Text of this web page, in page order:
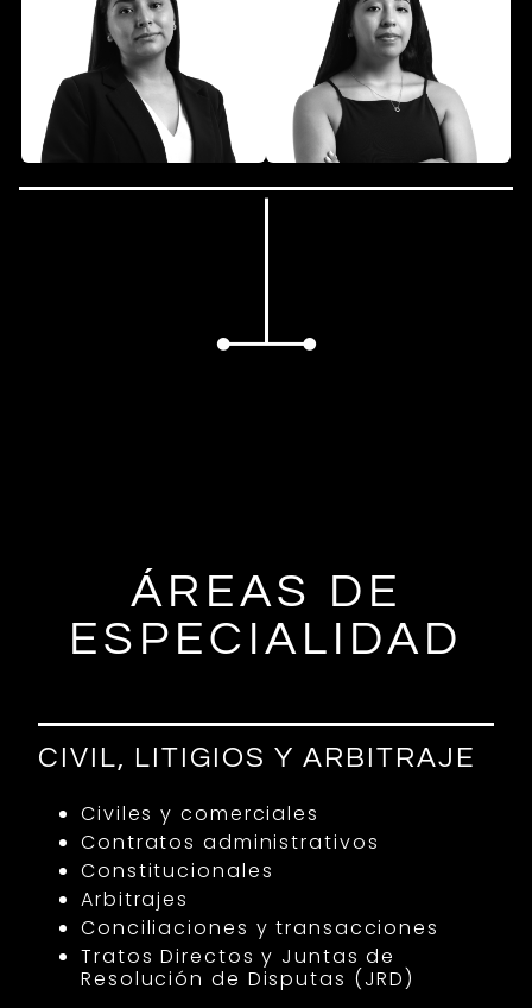
ÁREAS DE
ESPECIALIDAD
CIVIL, LITIGIOS Y ARBITRAJE
Civiles y comerciales
Contratos administrativos
Constitucionales
Arbitrajes
Conciliaciones y transacciones
Tratos Directos y Juntas de
Resolución de Disputas (JRD)